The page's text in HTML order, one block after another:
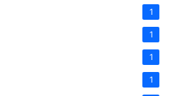
1
1
1
1